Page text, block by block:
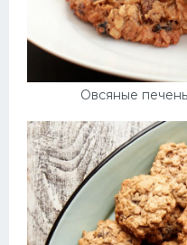
Овсяные
Мясные блюда
Выпечка
Десерт
Напитки
Дизайн комнаты